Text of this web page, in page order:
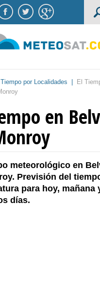
por Localidades
El
en
meteorológico en
Previsión del
para hoy, mañana
días.